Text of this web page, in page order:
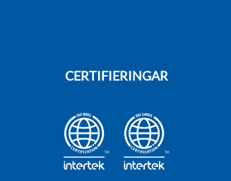
CERTIFIERINGAR